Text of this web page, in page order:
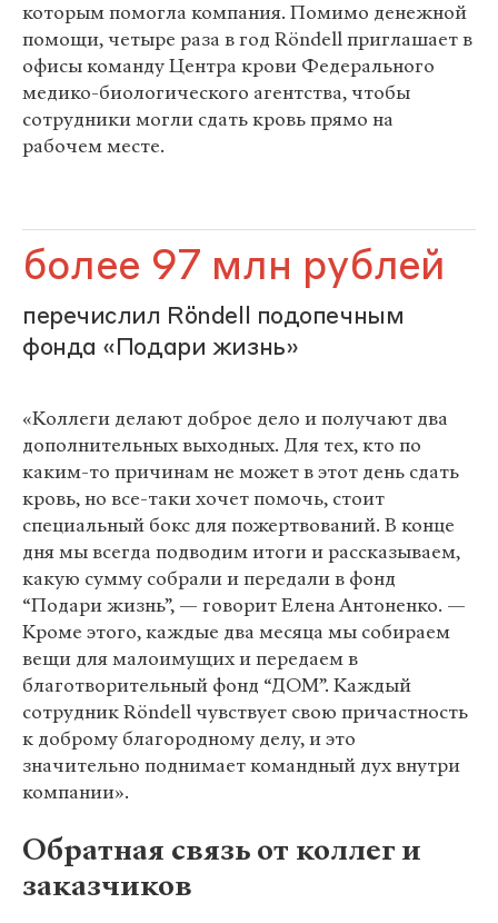
которым помогла компания. Помимо денежной
помощи, четыре раза в год Röndell приглашает в
офисы команду Центра крови Федерального
медико-биологического агентства, чтобы
сотрудники могли сдать кровь прямо на
рабочем месте.
более 97 млн рублей
перечислил Röndell подопечным
фонда «Подари жизнь»
«Коллеги делают доброе дело и получают два
дополнительных выходных. Для тех, кто по
каким-то причинам не может в этот день сдать
кровь, но все-таки хочет помочь, стоит
специальный бокс для пожертвований. В конце
дня мы всегда подводим итоги и рассказываем,
какую сумму собрали и передали в фонд
“Подари жизнь”, — говорит Елена Антоненко. —
Кроме этого, каждые два месяца мы собираем
вещи для малоимущих и передаем в
благотворительный фонд “ДОМ”. Каждый
сотрудник Röndell чувствует свою причастность
к доброму благородному делу, и это
значительно поднимает командный дух внутри
компании».
Обратная связь от коллег и
заказчиков